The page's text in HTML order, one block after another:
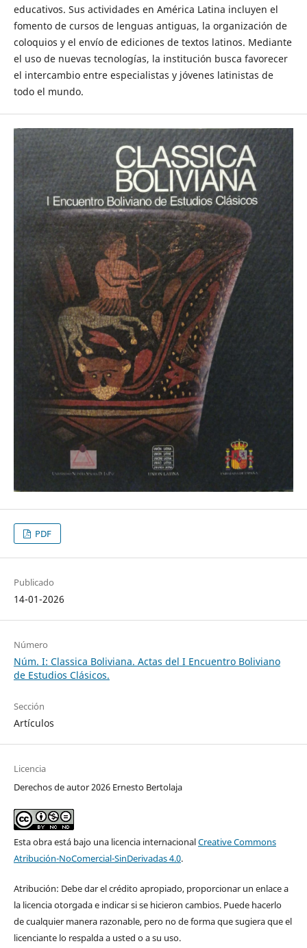
educativos. Sus actividades en América Latina incluyen el
fomento de cursos de lenguas antiguas, la organización de
coloquios y el envío de ediciones de textos latinos. Mediante
el uso de nuevas tecnologías, la institución busca favorecer
el intercambio entre especialistas y jóvenes latinistas de
todo el mundo.
PDF
Publicado
14-01-2026
Número
Núm. I: Classica Boliviana. Actas del I Encuentro Boliviano
de Estudios Clásicos.
Sección
Artículos
Licencia
Derechos de autor 2026 Ernesto Bertolaja
Esta obra está bajo una licencia internacionalCreative Commons
Atribución-NoComercial-SinDerivadas 4.0.
Atribución: Debe dar el crédito apropiado, proporcionar un enlace a
la licencia otorgada e indicar si se hicieron cambios. Puede hacerlo
de cualquier manera razonable, pero no de forma que sugiera que el
licenciante lo respalda a usted o a su uso.